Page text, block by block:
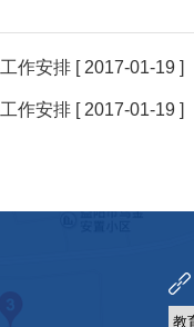
作安排 [ 2017-01-19 ]
作安排 [ 2017-01-19 ]